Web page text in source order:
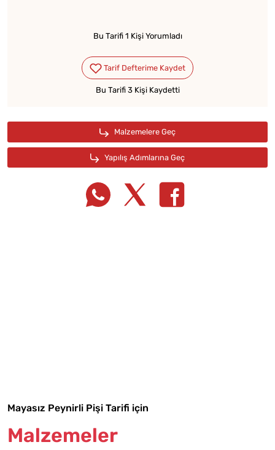
Bu Tarifi 1 Kişi Yorumladı
Bu Tarifi 3 Kişi Kaydetti
Mayasız Peynirli Pişi Tarifi için
Malzemeler